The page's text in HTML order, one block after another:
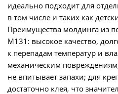
идеально подходит для
в том числе и таких как
Преимущества молдинга из
М131: высокое качество,
к перепадам температур и
механическим
не впитывает запахи; для
достаточно клея, что